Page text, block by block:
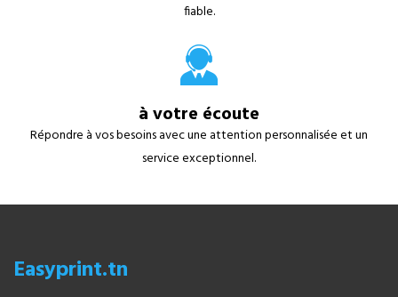
fiable.
à votre écoute
Répondre à vos besoins avec une attention personnalisée et un
service exceptionnel.
Easyprint.tn